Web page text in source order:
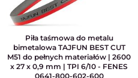
Piła taśmowa do metalu
bimetalowa TAJFUN BEST CUT
M51 do pełnych materiałów | 2600
x 27 x 0,9 mm | TPI 6/10 - FENES
0641-800-602-600